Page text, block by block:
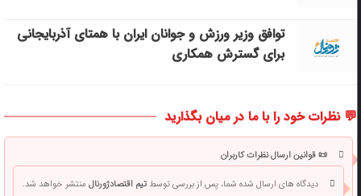
توافق وزیر ورزش و جوانان ایران با همتای آذربایجانی
برای گسترش همکاری
💬 نظرات خود را با ما در میان بگذارید
📜 قوانین ارسال نظرات کاربران
دیدگاه های ارسال شده شما، پس از بررسی توسطتیم اقتصادژورنالمنتشر خواهد شد.